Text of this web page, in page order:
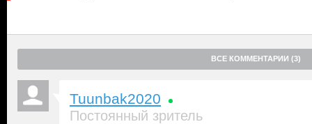
ВСЕ КОММЕНТАРИИ (3)
Tuunbak2020
Постоянный зритель